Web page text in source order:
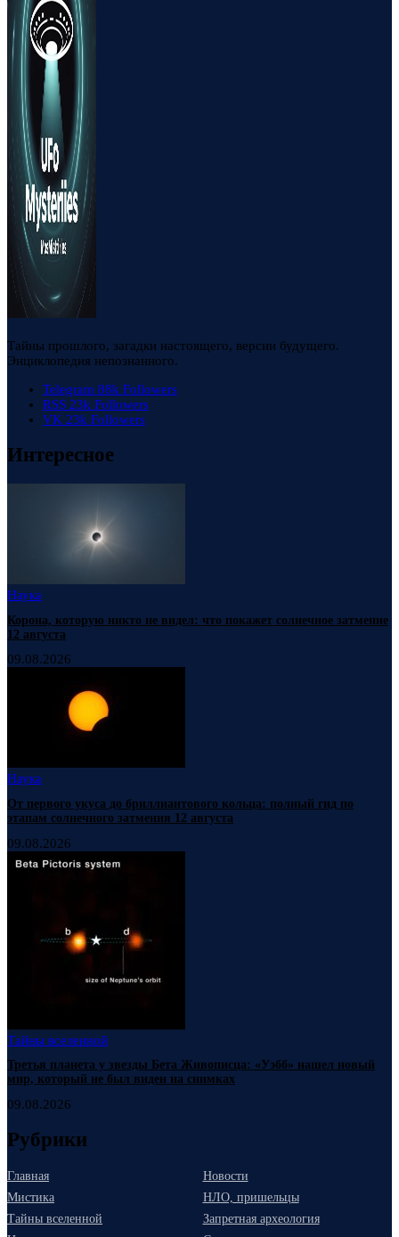
Тайны прошлого, загадки настоящего, версии будущего.
Энциклопедия непознанного.
Telegram 88k Followers
RSS 23k Followers
VK 23k Followers
Интересное
Наука
Корона, которую никто не видел: что покажет солнечное затмение
12 августа
09.08.2026
Наука
От первого укуса до бриллиантового кольца: полный гид по
этапам солнечного затмения 12 августа
09.08.2026
Тайны вселенной
Третья планета у звезды Бета Живописца: «Уэбб» нашел новый
мир, который не был виден на снимках
09.08.2026
Рубрики
Главная
Новости
Мистика
НЛО, пришельцы
Тайны вселенной
Запретная археология